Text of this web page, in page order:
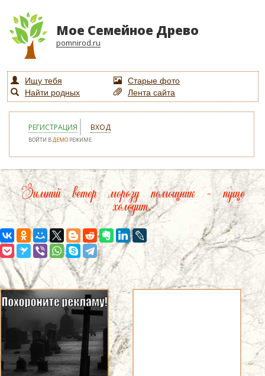
Мое Семейное Древо
pomnirod.ru
Ищу тебя
Старые фото
Найти родных
Лента сайта
РЕГИСТРАЦИЯ ВХОД
ВОЙТИ ВДЕМО РЕЖИМЕ
Зимний ветер морозу помощник – пуще
холодит.